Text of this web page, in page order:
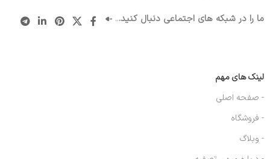
ما را در شبکه های اجتماعی دنبال کنید...
لینک های مهم
- صفحه اصلی
- فروشگاه
- وبلاگ